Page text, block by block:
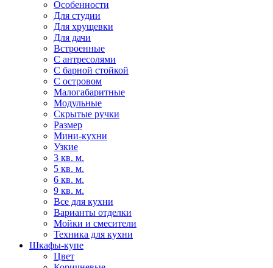
Особенности
Для студии
Для хрущевки
Для дачи
Встроенные
С антресолями
С барной стойкой
С островом
Малогабаритные
Модульные
Скрытые ручки
Размер
Мини-кухни
Узкие
3 кв. м.
5 кв. м.
6 кв. м.
9 кв. м.
Все для кухни
Варианты отделки
Мойки и смесители
Техника для кухни
Шкафы-купе
Цвет